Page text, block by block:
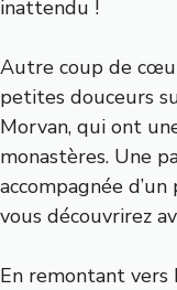
inattendu !
Autre coup de
petites douceurs
Morvan, qui ont
monastères. Une
accompagnée
vous découvrirez
En remontant vers